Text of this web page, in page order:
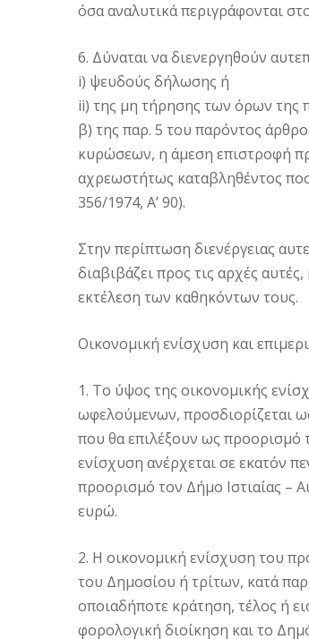
όσα αναλυτικά περιγράφονται
6. Δύναται να διενεργηθούν
i) ψευδούς δήλωσης ή
ii) της μη τήρησης των όρων της
β) της παρ. 5 του παρόντος
κυρώσεων, η άμεση επιστροφή
αχρεωστήτως καταβληθέντος
356/1974, Α’ 90).
Στην περίπτωση διενέργειας
διαβιβάζει προς τις αρχές
εκτέλεση των καθηκόντων τους.
Οικονομική ενίσχυση και
1. Το ύψος της οικονομικής
ωφελούμενων, προσδιορίζεται
που θα επιλέξουν ως προορισμό
ενίσχυση ανέρχεται σε εκατόν
προορισμό τον Δήμο Ιστιαίας –
ευρώ.
2. Η οικονομική ενίσχυση του
του Δημοσίου ή τρίτων, κατά
οποιαδήποτε κράτηση, τέλος ή
φορολογική διοίκηση και το